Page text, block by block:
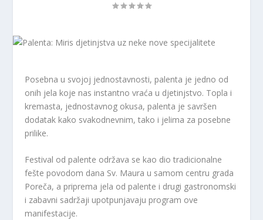
Posebna u svojoj jednostavnosti, palenta je jedno od
onih jela koje nas instantno vraća u djetinjstvo. Topla i
kremasta, jednostavnog okusa, palenta je savršen
dodatak kako svakodnevnim, tako i jelima za posebne
prilike.
Festival od palente održava se kao dio tradicionalne
fešte povodom dana Sv. Maura u samom centru grada
Poreča, a priprema jela od palente i drugi gastronomski
i zabavni sadržaji upotpunjavaju program ove
manifestacije.